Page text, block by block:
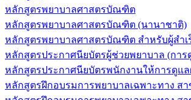
หลักสูตรพยาบาลศาสตรบัณฑิต
หลักสูตรพยาบาลศาสตรบัณฑิต (นานาชาติ)
หลักสูตรพยาบาลศาสตรบัณฑิต สำหรับผู้สำ
หลักสูตรประกาศนียบัตรผู้ช่วยพยาบาล (การ
หลักสูตรประกาศนียบัตรพนักงานให้การดูแล
หลักสูตรฝึกอบรมการพยาบาลเฉพาะทาง ส